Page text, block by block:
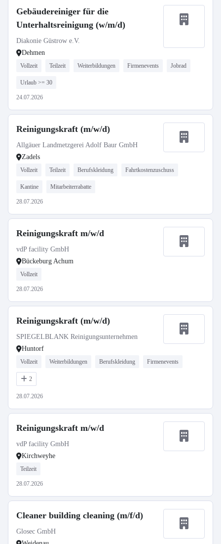
Gebäudereiniger für die
Unterhaltsreinigung (w/m/d)
Diakonie Güstrow e.V.
Dehmen
Vollzeit Teilzeit Weiterbildungen Firmenevents Jobrad
Urlaub >= 30
24.07.2026
Reinigungskraft (m/w/d)
Allgäuer Landmetzgerei Adolf Baur GmbH
Zadels
Vollzeit Teilzeit Berufskleidung Fahrtkostenzuschuss
Kantine Mitarbeiterrabatte
28.07.2026
Reinigungskraft m/w/d
vdP facility GmbH
Bückeburg Achum
Vollzeit
28.07.2026
Reinigungskraft (m/w/d)
SPIEGELBLANK Reinigungsunternehmen
Huntorf
Vollzeit Weiterbildungen Berufskleidung Firmenevents
2
28.07.2026
Reinigungskraft m/w/d
vdP facility GmbH
Kirchweyhe
Teilzeit
28.07.2026
Cleaner building cleaning (m/f/d)
Glosec GmbH